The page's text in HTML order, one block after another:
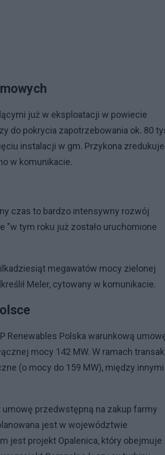
już w eksploatacji w powiecie
do pokrycia zapotrzebowania ok. 80
instalacji w gm. Przykona zredukuje
w komunikacie.
czas to bardzo intensywny rozwój
"w tym roku już zostało uruchomione
megawatów mocy zielonej
Meler, cytowany w komunikacie.
Renewables Polska warunkową
mocy 142 MW. W ramach
(o mocy do 159 MW), między
umowę przedwstępną na zakup farmy
jest w województwie
jest projekt Opalenica, który obejmuje